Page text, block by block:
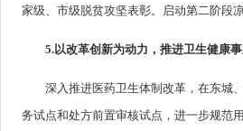
家级、市级脱贫攻坚表彰。启动第二阶段
5.以改革创新为动力，推进卫生健康
深入推进医药卫生体制改革，在东城
务试点和处方前置审核试点，进一步规范